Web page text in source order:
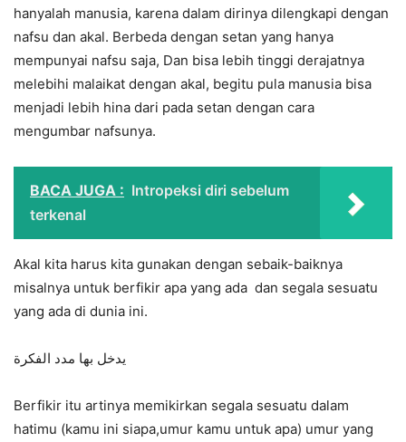
hanyalah manusia, karena dalam dirinya dilengkapi dengan
nafsu dan akal. Berbeda dengan setan yang hanya
mempunyai nafsu saja, Dan bisa lebih tinggi derajatnya
melebihi malaikat dengan akal, begitu pula manusia bisa
menjadi lebih hina dari pada setan dengan cara
mengumbar nafsunya.
BACA JUGA : Intropeksi diri sebelum
terkenal
Akal kita harus kita gunakan dengan sebaik-baiknya
misalnya untuk berfikir apa yang ada dan segala sesuatu
yang ada di dunia ini.
يدخل بها مدد الفكرة
Berfikir itu artinya memikirkan segala sesuatu dalam
hatimu (kamu ini siapa,umur kamu untuk apa) umur yang